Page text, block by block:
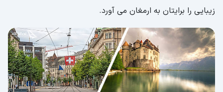
زیبایی را برایتان به ارمغان می آورد.